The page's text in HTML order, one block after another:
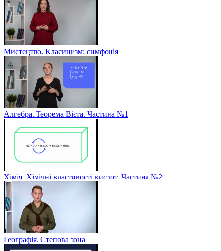
Мистецтво. Класицизм: симфонія
Алгебра. Теорема Вієта. Частина №1
Хімія. Хімічні властивості кислот. Частина №2
Географія. Степова зона